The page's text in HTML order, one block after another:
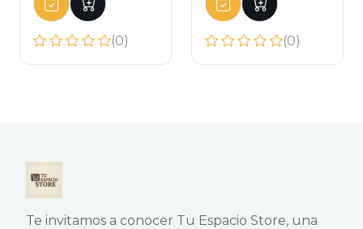
(0) (0)
Te invitamos a conocer Tu Espacio Store, una